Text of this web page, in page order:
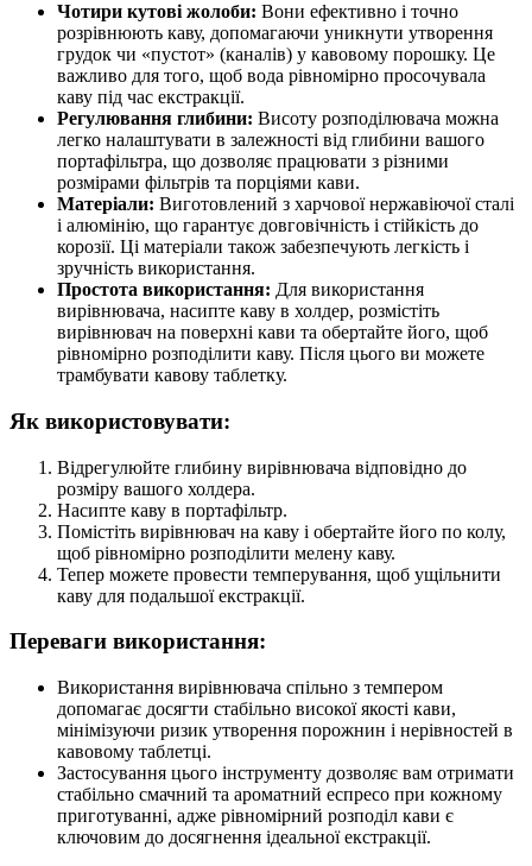
Чотири кутові жолоби: Вони ефективно і точно
розрівнюють каву, допомагаючи уникнути утворення
грудок чи «пустот» (каналів) у кавовому порошку. Це
важливо для того, щоб вода рівномірно просочувала
каву під час екстракції.
Регулювання глибини: Висоту розподілювача можна
легко налаштувати в залежності від глибини вашого
портафільтра, що дозволяє працювати з різними
розмірами фільтрів та порціями кави.
Матеріали: Виготовлений з харчової нержавіючої сталі
і алюмінію, що гарантує довговічність і стійкість до
корозії. Ці матеріали також забезпечують легкість і
зручність використання.
Простота використання: Для використання
вирівнювача, насипте каву в холдер, розмістіть
вирівнювач на поверхні кави та обертайте його, щоб
рівномірно розподілити каву. Після цього ви можете
трамбувати кавову таблетку.
Як використовувати:
Відрегулюйте глибину вирівнювача відповідно до
розміру вашого холдера.
Насипте каву в портафільтр.
Помістіть вирівнювач на каву і обертайте його по колу,
щоб рівномірно розподілити мелену каву.
Тепер можете провести темперування, щоб ущільнити
каву для подальшої екстракції.
Переваги використання:
Використання вирівнювача спільно з темпером
допомагає досягти стабільно високої якості кави,
мінімізуючи ризик утворення порожнин і нерівностей в
кавовому таблетці.
Застосування цього інструменту дозволяє вам отримати
стабільно смачний та ароматний еспресо при кожному
приготуванні, адже рівномірний розподіл кави є
ключовим до досягнення ідеальної екстракції.